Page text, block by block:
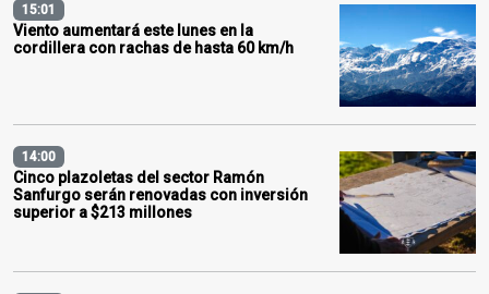
15:01
Viento aumentará este lunes en la
cordillera con rachas de hasta 60 km/h
14:00
Cinco plazoletas del sector Ramón
Sanfurgo serán renovadas con inversión
superior a $213 millones